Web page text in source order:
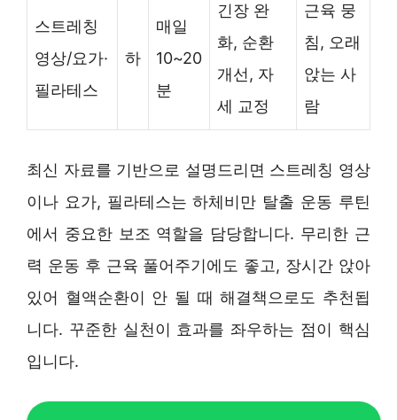
스트레칭
영상/요가·
필라테스
하
매일
10~20
분
긴장 완
화, 순환
개선, 자
세 교정
근육 뭉
침, 오래
앉는 사
람
최신 자료를 기반으로 설명드리면 스트레칭 영상
이나 요가, 필라테스는 하체비만 탈출 운동 루틴
에서 중요한 보조 역할을 담당합니다. 무리한 근
력 운동 후 근육 풀어주기에도 좋고, 장시간 앉아
있어 혈액순환이 안 될 때 해결책으로도 추천됩
니다. 꾸준한 실천이 효과를 좌우하는 점이 핵심
입니다.